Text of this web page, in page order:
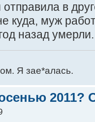
в
куда, муж
назад умерли.
Я зае*алась.
2011?